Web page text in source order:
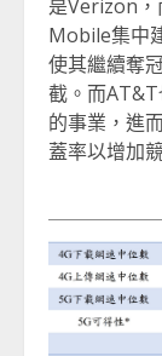
是Verizon
Mobile集中
使其繼續奪
截。而
的事業，進
蓋率以增加